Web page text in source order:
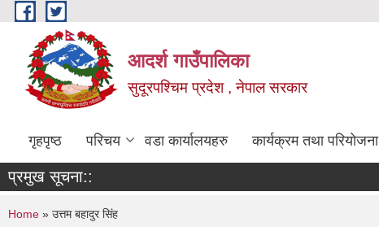
Skip to main content
आदर्श गाउँपालिका
सुदूरपश्चिम प्रदेश , नेपाल सरकार
गृहपृष्ठ परिचय वडा कार्यालयहरु कार्यक्रम तथा परियोजना
प्रमुख सूचना::
You are here
Home » उत्तम बहादुर सिंह